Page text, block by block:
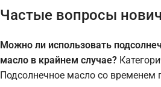
Частые вопросы
Можно ли использовать
масло в крайнем случае?
Подсолнечное масло со временем